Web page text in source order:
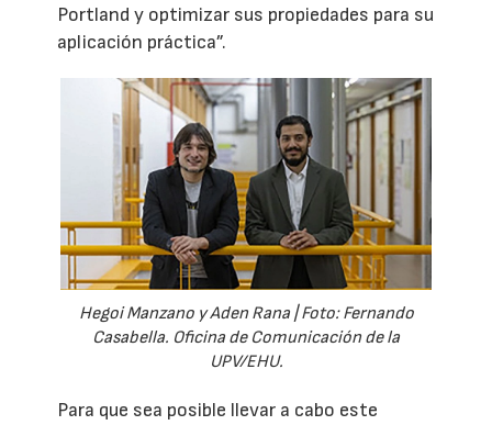
Portland y optimizar sus propiedades para su
aplicación práctica”.
Hegoi Manzano y Aden Rana | Foto: Fernando
Casabella. Oficina de Comunicación de la
UPV/EHU.
Para que sea posible llevar a cabo este